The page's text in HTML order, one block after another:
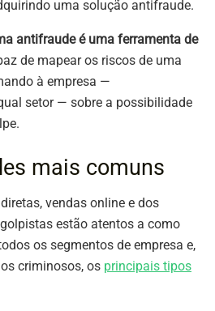
uma solução antifraude.
antifraude é uma ferramenta de
de mapear os riscos de uma
à empresa —
setor — sobre a possibilidade
mais comuns
vendas online e dos
estão atentos a como
os segmentos de empresa e,
criminosos, os principais tipos